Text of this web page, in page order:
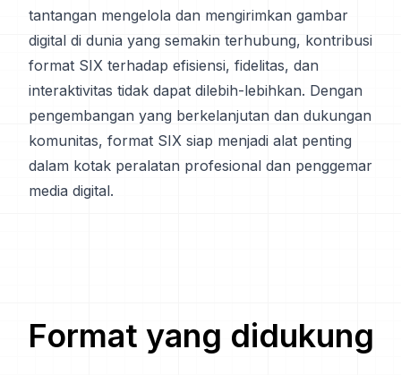
tantangan mengelola dan mengirimkan gambar
digital di dunia yang semakin terhubung, kontribusi
format SIX terhadap efisiensi, fidelitas, dan
interaktivitas tidak dapat dilebih-lebihkan. Dengan
pengembangan yang berkelanjutan dan dukungan
komunitas, format SIX siap menjadi alat penting
dalam kotak peralatan profesional dan penggemar
media digital.
Format yang didukung